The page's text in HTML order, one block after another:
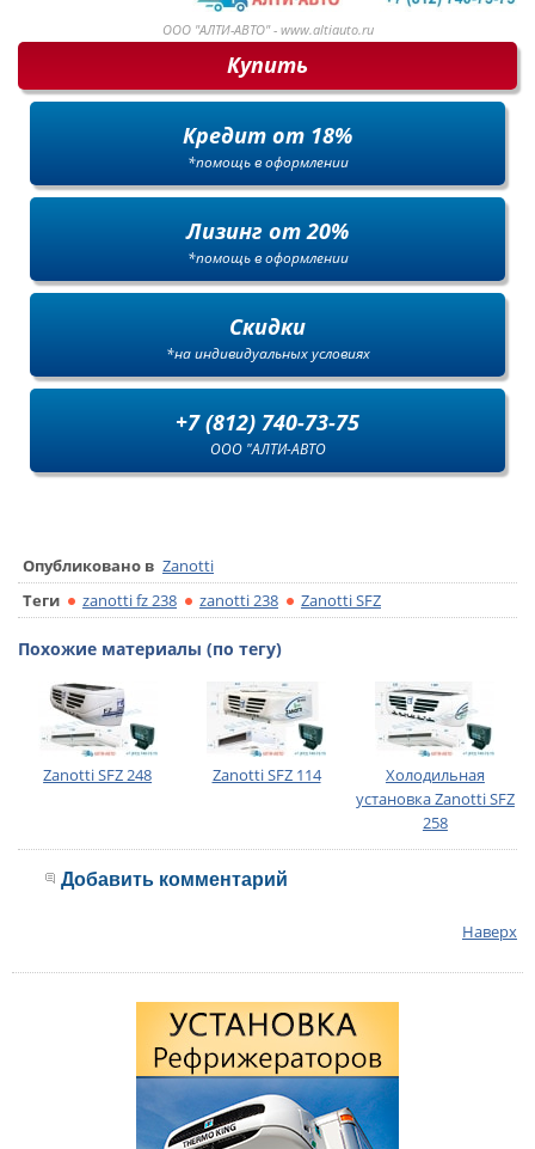
Купить
Кредит от 18%
*помощь в оформлении
Лизинг от 20%
*помощь в оформлении
Скидки
*на индивидуальных условиях
+7 (812) 740-73-75
ООО "АЛТИ-АВТО
ООО "АЛТИ-АВТО" - www.altiauto.ru
Опубликовано в Zanotti
Теги
zanotti fz 238 zanotti 238 Zanotti SFZ
Похожие материалы (по тегу)
Zanotti SFZ 248 Zanotti SFZ 114
Холодильная
установка Zanotti SFZ
258
Добавить комментарий
Наверх